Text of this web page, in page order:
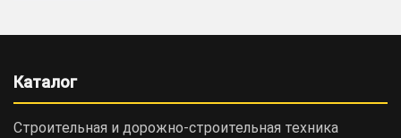
Каталог
Строительная и дорожно-cтроительная техника